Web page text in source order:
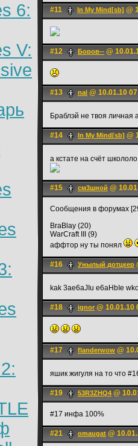
6:
V:
#11 In My Mind[sb] @
#12 Боров-- @
#13 nal @ 10.01.10
Браблэй не твоя
#14 In My Mind[sb] @
а кстате на счёт
#15 см3шной @
Сообщения в форумах
BraBlay (20)
WarCraft III (9)
аффтор ну ты понял
#16 Унылый дотцкер
kak 3ae6aJIu e6aHbIe
#18 ignоr @ 10.01.10
#17 flanderwow @
яшик жигуля на то что
#19 53R3ZHQ4 @
#17 инфа 100%
#21 omaugat @